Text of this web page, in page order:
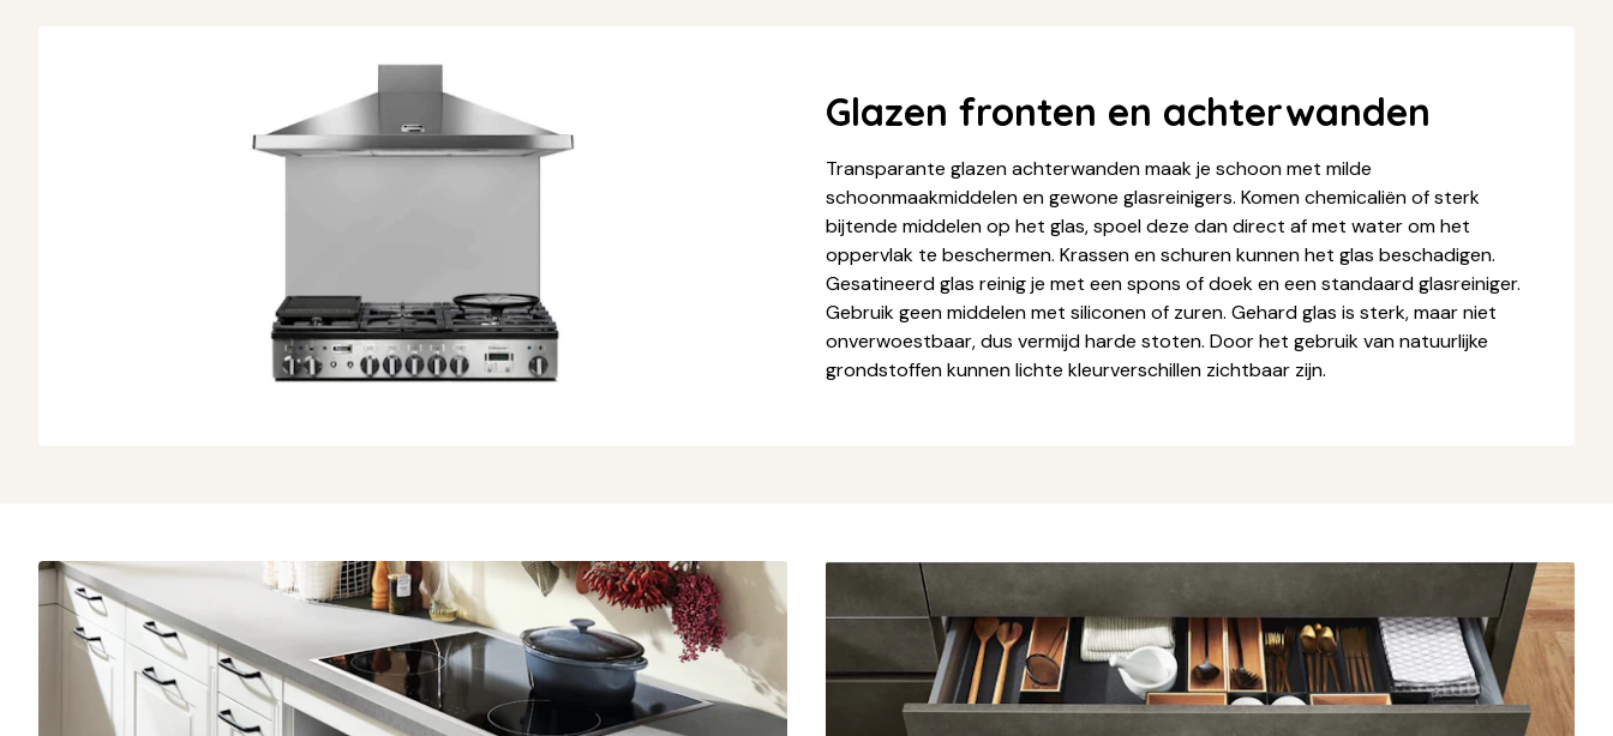
Glazen fronten en achterwanden
Transparante glazen achterwanden maak je schoon met milde
schoonmaakmiddelen en gewone glasreinigers. Komen chemicaliën of sterk
bijtende middelen op het glas, spoel deze dan direct af met water om het
oppervlak te beschermen. Krassen en schuren kunnen het glas beschadigen.
Gesatineerd glas reinig je met een spons of doek en een standaard glasreiniger.
Gebruik geen middelen met siliconen of zuren. Gehard glas is sterk, maar niet
onverwoestbaar, dus vermijd harde stoten. Door het gebruik van natuurlijke
grondstoffen kunnen lichte kleurverschillen zichtbaar zijn.